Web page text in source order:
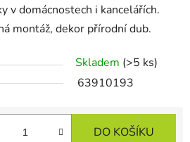
v domácnostech i kancelářích.
montáž, dekor přírodní dub.
Skladem (>5 ks)
63910193
DO KOŠÍKU